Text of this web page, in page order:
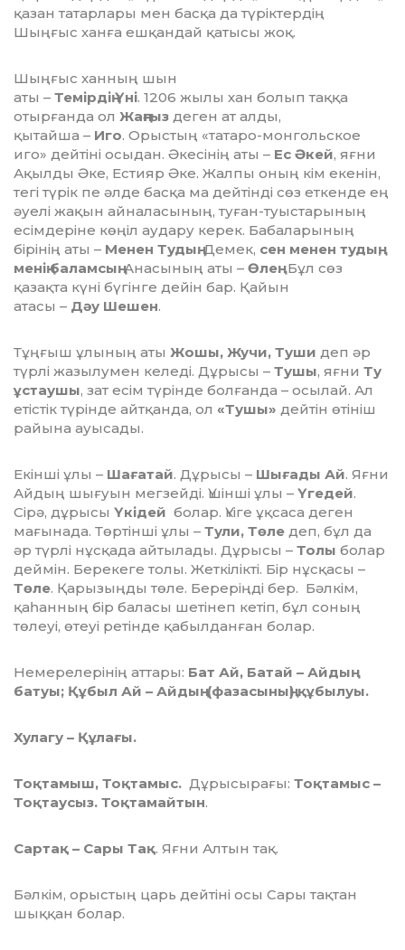
қазан татарлары мен басқа да түріктердің
Шыңғыс ханға ешқандай қатысы жоқ.
Шыңғыс ханның шын
аты – Темірдің Үні. 1206 жылы хан болып таққа
отырғанда ол Жаңғыз деген ат алды,
қытайша – Иго. Орыстың «татаро-монгольское
иго» дейтіні осыдан. Әкесінің аты – Ес Әкей, яғни
Ақылды Әке, Естияр Әке. Жалпы оның кім екенін,
тегі түрік пе әлде басқа ма дейтінді сөз еткенде ең
әуелі жақын айналасының, туған-туыстарының
есімдеріне көңіл аудару керек. Бабаларының
бірінің аты – Менен Тудың. Демек, сен менен тудың,
менің баламсың. Анасының аты – Өлең. Бұл сөз
қазақта күні бүгінге дейін бар. Қайын
атасы – Дәу Шешен.
Тұңғыш ұлының аты Жошы, Жучи, Туши деп әр
түрлі жазылумен келеді. Дұрысы – Тушы, яғни Ту
ұстаушы, зат есім түрінде болғанда – осылай. Ал
етістік түрінде айтқанда, ол «Тушы» дейтін өтініш
райына ауысады.
Екінші ұлы – Шағатай. Дұрысы – Шығады Ай. Яғни
Айдың шығуын мегзейді. Үшінші ұлы – Үгедей.
Сірә, дұрысы Үкідей болар. Үкіге ұқсаса деген
мағынада. Төртінші ұлы – Тули, Төле деп, бұл да
әр түрлі нұсқада айтылады. Дұрысы – Толы болар
деймін. Берекеге толы. Жеткілікті. Бір нұсқасы –
Төле. Қарызыңды төле. Береріңді бер. Бәлкім,
қаһанның бір баласы шетінеп кетіп, бұл соның
төлеуі, өтеуі ретінде қабылданған болар.
Немерелерінің аттары: Бат Ай, Батай – Айдың
батуы; Құбыл Ай – Айдың (фазасының) құбылуы.
Хулагу – Құлағы.
Тоқтамыш, Тоқтамыс. Дұрысырағы: Тоқтамыс –
Тоқтаусыз. Тоқтамайтын.
Сартақ – Сары Тақ. Яғни Алтын тақ.
Бәлкім, орыстың царь дейтіні осы Сары тақтан
шыққан болар.